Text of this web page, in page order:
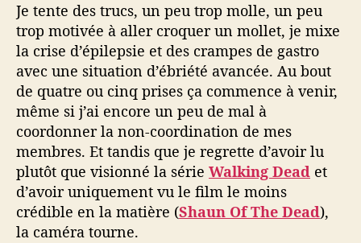
Je tente des trucs, un peu trop molle, un peu
trop motivée à aller croquer un mollet, je mixe
la crise d’épilepsie et des crampes de gastro
avec une situation d’ébriété avancée. Au bout
de quatre ou cinq prises ça commence à venir,
même si j’ai encore un peu de mal à
coordonner la non-coordination de mes
membres. Et tandis que je regrette d’avoir lu
plutôt que visionné la série Walking Dead et
d’avoir uniquement vu le film le moins
crédible en la matière (Shaun Of The Dead),
la caméra tourne.